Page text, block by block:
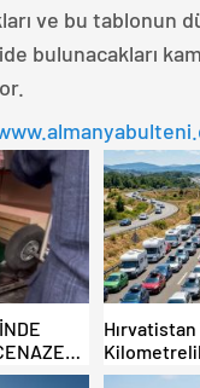
ve bu tablonun
bulunacakları